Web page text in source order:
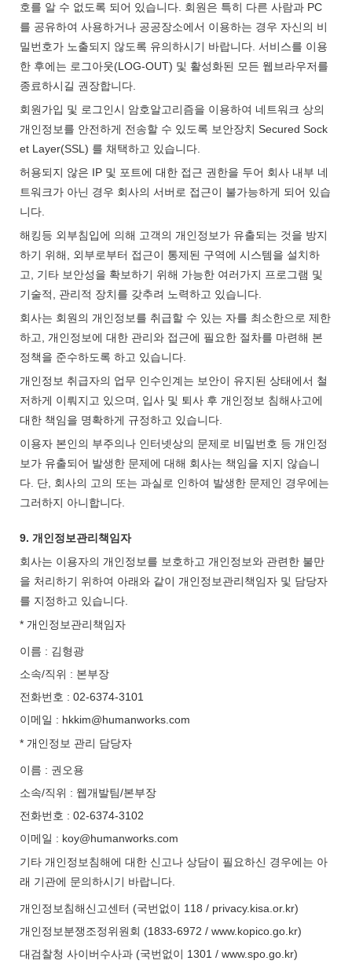
호를 알 수 없도록 되어 있습니다. 회원은 특히 다른 사람과 PC
를 공유하여 사용하거나 공공장소에서 이용하는 경우 자신의 비
밀번호가 노출되지 않도록 유의하시기 바랍니다. 서비스를 이용
한 후에는 로그아웃(LOG-OUT) 및 활성화된 모든 웹브라우저를
종료하시길 권장합니다.
회원가입 및 로그인시 암호알고리즘을 이용하여 네트워크 상의
개인정보를 안전하게 전송할 수 있도록 보안장치 Secured Sock
et Layer(SSL) 를 채택하고 있습니다.
허용되지 않은 IP 및 포트에 대한 접근 권한을 두어 회사 내부 네
트워크가 아닌 경우 회사의 서버로 접근이 불가능하게 되어 있습
니다.
해킹등 외부침입에 의해 고객의 개인정보가 유출되는 것을 방지
하기 위해, 외부로부터 접근이 통제된 구역에 시스템을 설치하
고, 기타 보안성을 확보하기 위해 가능한 여러가지 프로그램 및
기술적, 관리적 장치를 갖추려 노력하고 있습니다.
회사는 회원의 개인정보를 취급할 수 있는 자를 최소한으로 제한
하고, 개인정보에 대한 관리와 접근에 필요한 절차를 마련해 본
정책을 준수하도록 하고 있습니다.
개인정보 취급자의 업무 인수인계는 보안이 유지된 상태에서 철
저하게 이뤄지고 있으며, 입사 및 퇴사 후 개인정보 침해사고에
대한 책임을 명확하게 규정하고 있습니다.
이용자 본인의 부주의나 인터넷상의 문제로 비밀번호 등 개인정
보가 유출되어 발생한 문제에 대해 회사는 책임을 지지 않습니
다. 단, 회사의 고의 또는 과실로 인하여 발생한 문제인 경우에는
그러하지 아니합니다.
9. 개인정보관리책임자
회사는 이용자의 개인정보를 보호하고 개인정보와 관련한 불만
을 처리하기 위하여 아래와 같이 개인정보관리책임자 및 담당자
를 지정하고 있습니다.
* 개인정보관리책임자
이름 : 김형광
소속/직위 : 본부장
전화번호 : 02-6374-3101
이메일 : hkkim@humanworks.com
* 개인정보 관리 담당자
이름 : 권오용
소속/직위 : 웹개발팀/본부장
전화번호 : 02-6374-3102
이메일 : koy@humanworks.com
기타 개인정보침해에 대한 신고나 상담이 필요하신 경우에는 아
래 기관에 문의하시기 바랍니다.
개인정보침해신고센터 (국번없이 118 / privacy.kisa.or.kr)
개인정보분쟁조정위원회 (1833-6972 / www.kopico.go.kr)
대검찰청 사이버수사과 (국번없이 1301 / www.spo.go.kr)